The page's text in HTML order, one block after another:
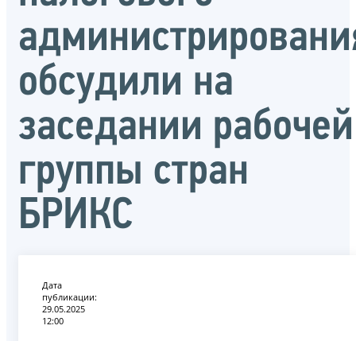
обсудили на
заседании рабочей
группы стран
БРИКС
Дата
публикации:
29.05.2025
12:00